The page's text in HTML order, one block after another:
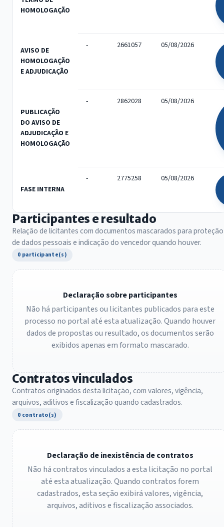
HOMOLOGAÇÃO
AVISO DE
HOMOLOGAÇÃO
E ADJUDICAÇÃO
- 2661057 05/08/2026
PUBLICAÇÃO
DO AVISO DE
ADJUDICAÇÃO E
HOMOLOGAÇÃO
- 2862028 05/08/2026
FASE INTERNA
- 2775258 05/08/2026
Participantes e resultado
Relação de licitantes com documentos mascarados para proteção
de dados pessoais e indicação do vencedor quando houver.
0 participante(s)
Declaração sobre participantes
Não há participantes ou licitantes publicados para este
processo no portal até esta atualização. Quando houver
dados de propostas ou resultado, os documentos serão
exibidos apenas em formato mascarado.
Contratos vinculados
Contratos originados desta licitação, com valores, vigência,
arquivos, aditivos e fiscalização quando cadastrados.
0 contrato(s)
Declaração de inexistência de contratos
Não há contratos vinculados a esta licitação no portal
até esta atualização. Quando contratos forem
cadastrados, esta seção exibirá valores, vigência,
arquivos, aditivos e fiscalização associados.